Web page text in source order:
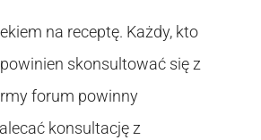
na receptę. Każdy, kto
skonsultować się z
forum powinny
konsultację z